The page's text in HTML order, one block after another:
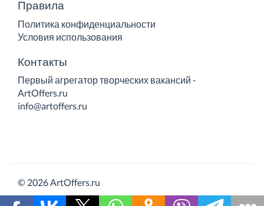
Правила
Политика конфиденциальности
Условия использования
Контакты
Первый агрегатор творческих вакансий -
ArtOffers.ru
info@artoffers.ru
© 2026 ArtOffers.ru